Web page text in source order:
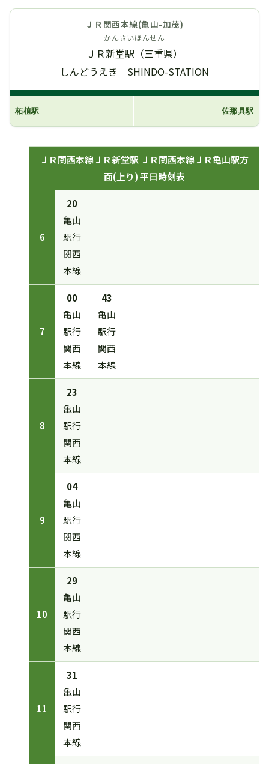
ＪＲ関西本線(亀山-加茂)
かんさいほんせん
ＪＲ新堂駅（三重県）
しんどうえき SHINDO-STATION
柘植駅 佐那具駅
ＪＲ関西本線ＪＲ新堂駅 ＪＲ関西本線ＪＲ亀山駅方
面(上り) 平日時刻表
6
20
亀山
駅行
関西
本線
7
00
亀山
駅行
関西
本線
43
亀山
駅行
関西
本線
8
23
亀山
駅行
関西
本線
9
04
亀山
駅行
関西
本線
10
29
亀山
駅行
関西
本線
11
31
亀山
駅行
関西
本線